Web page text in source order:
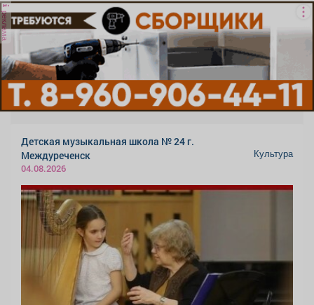
реклама
Детская музыкальная школа № 24 г.
Междуреченск
04.08.2026
Культура